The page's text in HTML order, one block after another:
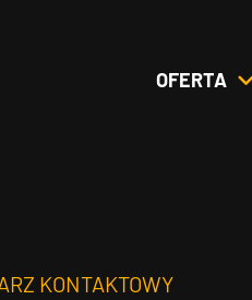
OFERTA
KONTAKTOWY